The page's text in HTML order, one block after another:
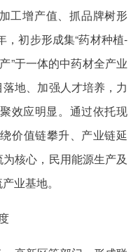
工增产值、抓品牌树形
初步形成集“药材种植-
”于一体的中药材全产业
地、加强人才培养，力
效应明显。通过依托现
价值链攀升、产业链延
核心，民用能源生产及
业基地。